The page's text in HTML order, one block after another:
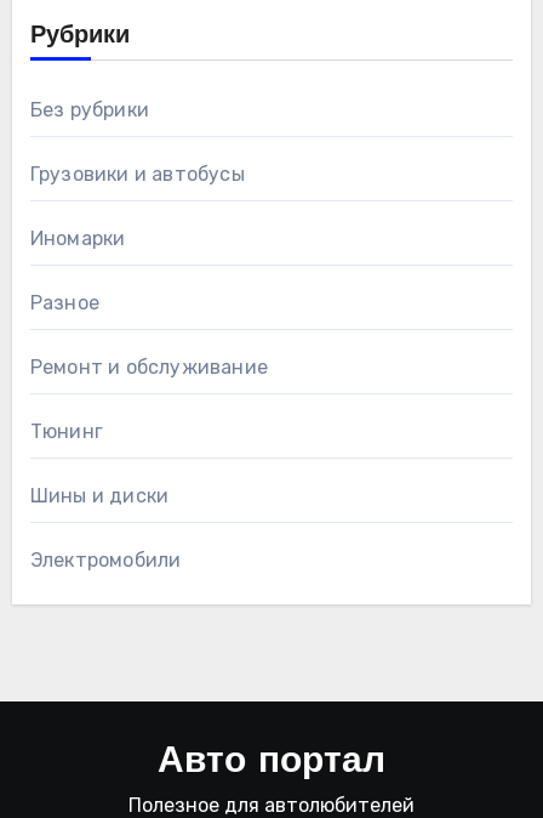
Рубрики
Без рубрики
Грузовики и автобусы
Иномарки
Разное
Ремонт и обслуживание
Тюнинг
Шины и диски
Электромобили
Авто портал
Полезное для автолюбителей